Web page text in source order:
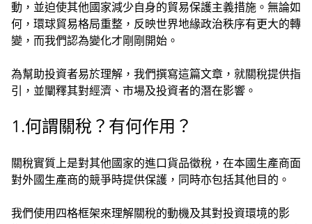
動，並迫使其他國家減少自身的貿易保護主義措施。無論如
何，環球貿易格局重整，反映世界地緣政治秩序有更大的轉
變，而我們認為變化才剛剛開始。
為幫助投資者易於理解，我們撰寫這篇文章，就關稅提供指
引，並闡釋其對經濟、市場及投資者的潛在影響。
1.何謂關稅？有何作用？
關稅實質上是對其他國家的進口貨品徵稅，在本國生產商面
對外國生產商的競爭時提供保護，同時亦包括其他目的。
我們使用四格框架來理解關稅的動機及其對投資環境的影